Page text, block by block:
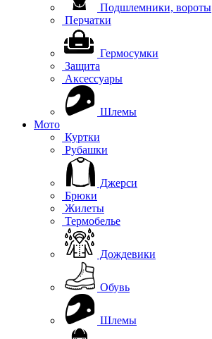
Подшлемники, вороты
Перчатки
Гермосумки
Защита
Аксессуары
Шлемы
Мото
Куртки
Рубашки
Джерси
Брюки
Жилеты
Термобелье
Дождевики
Обувь
Шлемы